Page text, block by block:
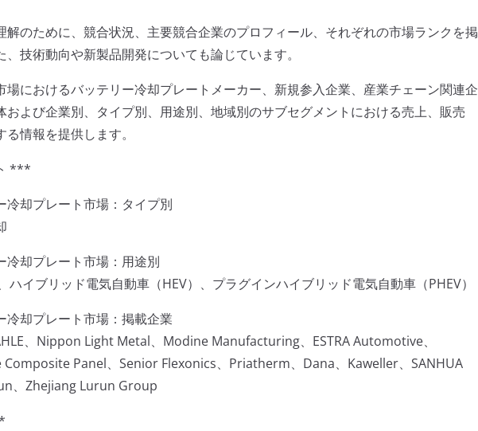
解のために、競合状況、主要競合企業のプロフィール、それぞれの市場ランクを掲
技術動向や新製品開発についても論じています。
場におけるバッテリー冷却プレートメーカー、新規参入企業、産業チェーン関連企
および企業別、タイプ別、用途別、地域別のサブセグメントにおける売上、販売
情報を提供します。
***
冷却プレート市場：タイプ別
冷却プレート市場：用途別
ハイブリッド電気自動車（HEV）、プラグインハイブリッド電気自動車（PHEV）
冷却プレート市場：掲載企業
、Nippon Light Metal、Modine Manufacturing、ESTRA Automotive、
Panel、Senior Flexonics、Priatherm、Dana、Kaweller、SANHUA
、Zhejiang Lurun Group